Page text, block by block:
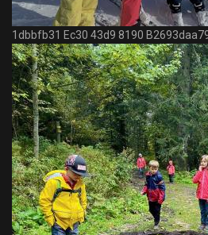
1dbbfb31 Ec30 43d9 8190